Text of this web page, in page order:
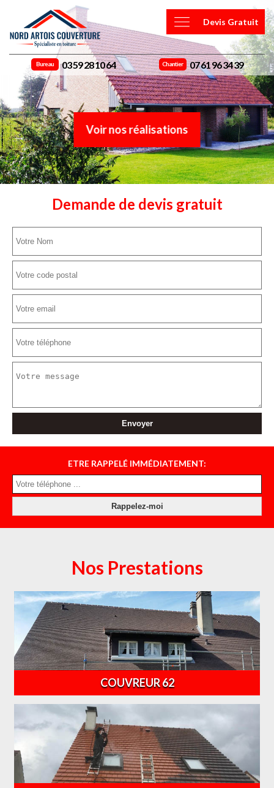
Devis Gratuit
Bureau 03 59 28 10 64 Chantier 07 61 96 34 39
Voir nos réalisations
Demande de devis gratuit
ETRE RAPPELÉ IMMÉDIATEMENT:
Nos Prestations
COUVREUR 62